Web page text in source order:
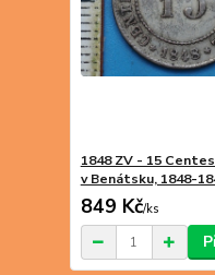
1848 ZV - 15
v Benátsku, 1848-
849 Kč/ks